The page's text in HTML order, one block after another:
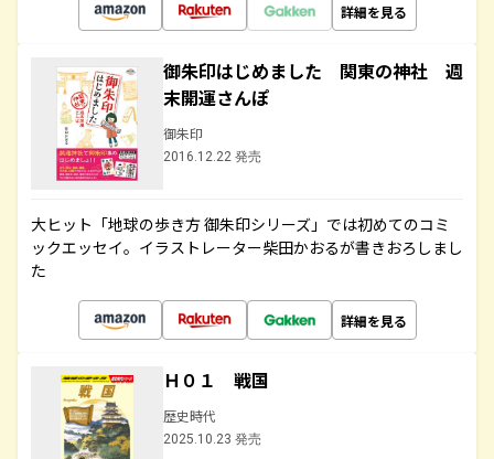
詳細を見る
御朱印はじめました 関東の神社 週
末開運さんぽ
御朱印
2016.12.22 発売
大ヒット「地球の歩き方 御朱印シリーズ」では初めてのコミ
ックエッセイ。イラストレーター柴田かおるが書きおろしまし
た
詳細を見る
Ｈ０１ 戦国
歴史時代
2025.10.23 発売